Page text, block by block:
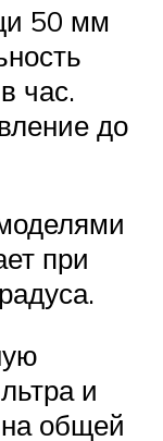
50 мм
час.
до
при
и
общей